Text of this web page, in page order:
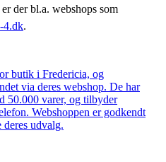
der bl.a. webshops som
4.dk.
butik i Fredericia, og
via deres webshop. De har
50.000 varer, og tilbyder
Webshoppen er godkendt
udvalg.